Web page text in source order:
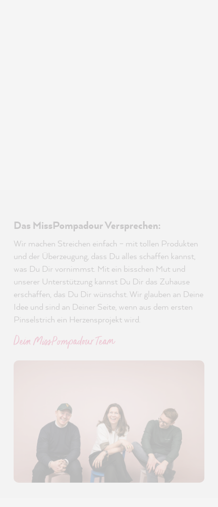
Das MissPompadour Versprechen:
Wir machen Streichen einfach – mit tollen Produkten
und der Überzeugung, dass Du alles schaffen kannst,
was Du Dir vornimmst. Mit ein bisschen Mut und
unserer Unterstützung kannst Du Dir das Zuhause
erschaffen, das Du Dir wünschst. Wir glauben an Deine
Idee und sind an Deiner Seite, wenn aus dem ersten
Pinselstrich ein Herzensprojekt wird.
Dein MissPompadour Team